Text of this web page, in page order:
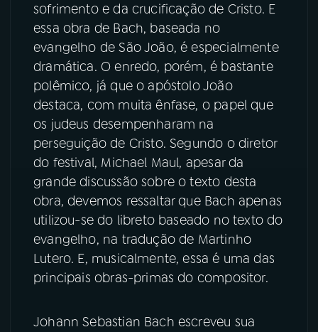
sofrimento e da crucificação de Cristo. E
essa obra de Bach, baseada no
evangelho de São João, é especialmente
dramática. O enredo, porém, é bastante
polêmico, já que o apóstolo João
destaca, com muita ênfase, o papel que
os judeus desempenharam na
perseguição de Cristo. Segundo o diretor
do festival, Michael Maul, apesar da
grande discussão sobre o texto desta
obra, devemos ressaltar que Bach apenas
utilizou-se do libreto baseado no texto do
evangelho, na tradução de Martinho
Lutero. E, musicalmente, essa é uma das
principais obras-primas do compositor.
Johann Sebastian Bach escreveu sua